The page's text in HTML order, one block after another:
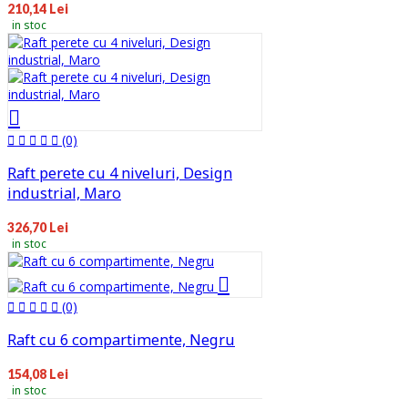
210,14 Lei
in stoc
(0)
Raft perete cu 4 niveluri, Design
industrial, Maro
326,70 Lei
in stoc
(0)
Raft cu 6 compartimente, Negru
154,08 Lei
in stoc